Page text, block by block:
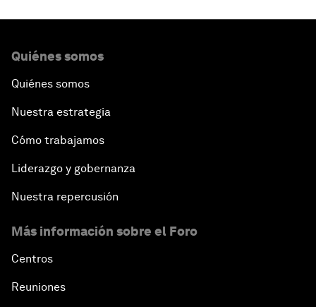
Quiénes somos
Quiénes somos
Nuestra estrategia
Cómo trabajamos
Liderazgo y gobernanza
Nuestra repercusión
Más información sobre el Foro
Centros
Reuniones